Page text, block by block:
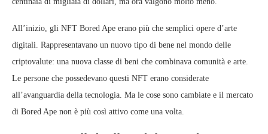
All’inizio, gli NFT Bored Ape erano più che semplici opere d’arte
digitali. Rappresentavano un nuovo tipo di bene nel mondo delle
criptovalute: una nuova classe di beni che combinava comunità e arte.
Le persone che possedevano questi NFT erano considerate
all’avanguardia della tecnologia. Ma le cose sono cambiate e il mercato
di Bored Ape non è più così attivo come una volta.